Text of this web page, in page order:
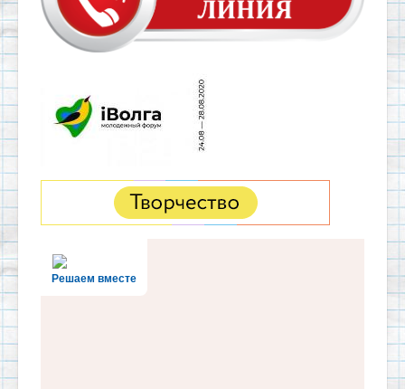
Решаем вместе